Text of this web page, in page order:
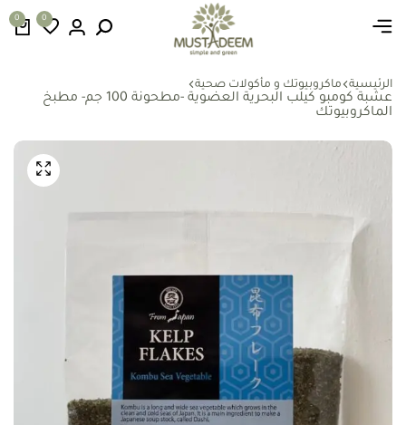
0
0
الرئيسية ماكروبيوتك و مأكولات صحية
عشبة كومبو كيلب البحرية العضوية -مطحونة 100 جم- مطبخ
الماكروبيوتك